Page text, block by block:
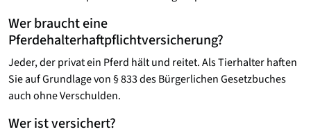
Wer braucht eine
Pferdehalterhaftpflichtversicherung?
Jeder, der privat ein Pferd hält und reitet. Als Tierhalter haften
Sie auf Grundlage von § 833 des Bürgerlichen Gesetzbuches
auch ohne Verschulden.
Wer ist versichert?